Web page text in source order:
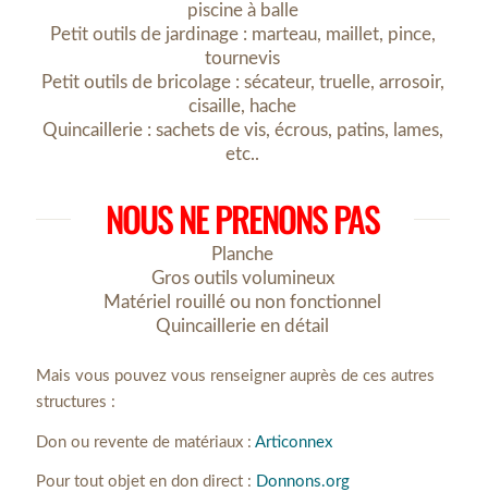
piscine à balle
Petit outils de jardinage : marteau, maillet, pince,
tournevis
Petit outils de bricolage : sécateur, truelle, arrosoir,
cisaille, hache
Quincaillerie : sachets de vis, écrous, patins, lames,
etc..
NOUS NE PRENONS PAS
Planche
Gros outils volumineux
Matériel rouillé ou non fonctionnel
Quincaillerie en détail
Mais vous pouvez vous renseigner auprès de ces autres
structures :
Don ou revente de matériaux : Articonnex
Pour tout objet en don direct : Donnons.org